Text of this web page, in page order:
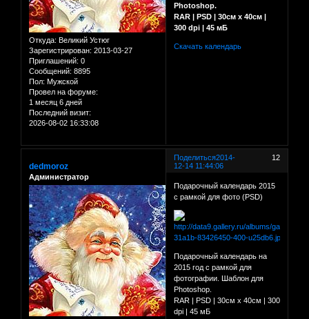
Откуда: Великий Устюг
Зарегистрирован: 2013-03-27
Приглашений: 0
Сообщений: 8895
Пол: Мужской
Провел на форуме:
1 месяц 6 дней
Последний визит:
2026-08-02 16:33:08
Photoshop.
RAR | PSD | 30см х 40см |
300 dpi | 45 мБ
Скачать календарь
Поделиться 12
2014-
12-14 11:44:06
dedmoroz
Администратор
Подарочный календарь 2015
с рамкой для фото (PSD)
Подарочный календарь на
2015 год с рамкой для
фотографии. Шаблон для
Photoshop.
RAR | PSD | 30см х 40см | 300
dpi | 45 мБ